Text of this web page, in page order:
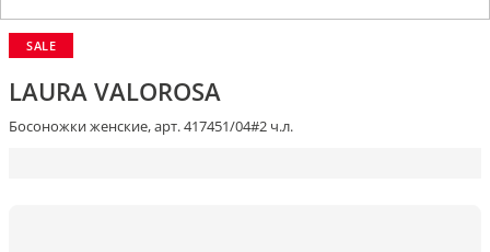
SALE
LAURA VALOROSA
Босоножки женские, арт. 417451/04#2 ч.л.